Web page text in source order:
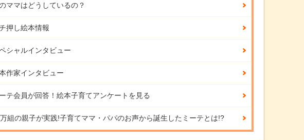
ママはどうしているの？
押し絵本情報
シャルインタビュー
作家インタビュー
テ会員が回答！ 絵本子育てアンケートを見る
組の親子が実践!子育てママ・パパのお声から誕生したミーテとは!?